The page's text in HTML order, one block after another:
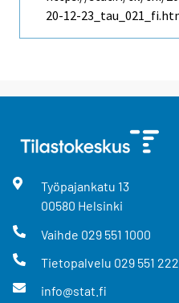
20-12-
Työpajankatu 13
00580 Helsinki
Vaihde 029 551 1000
Tietopalvelu 029 551
info@stat.fi